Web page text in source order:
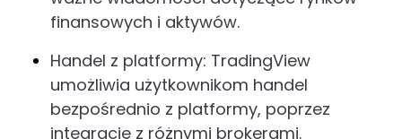
finansowych i aktywów.
Handel z platformy: TradingView
umożliwia użytkownikom handel
bezpośrednio z platformy, poprzez
integrację z różnymi brokerami.